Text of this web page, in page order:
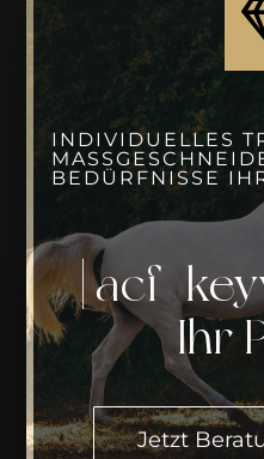
INDIVIDUELLES
EDÜRFNISSE
Ihr
Jetzt